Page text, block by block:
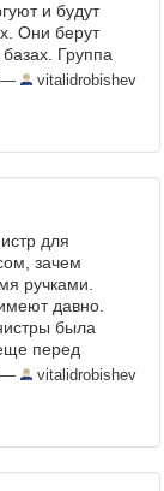
и будут
Они берут
Группа
немного
...
— vitalidrobishev
для
зачем
ручками.
давно.
была
перед
спецзаказу для
вовсе не
— vitalidrobishev